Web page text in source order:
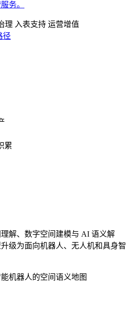
务。
理 入表支持 运营增值
径
累
解、数字空间建模与 AI 语义解
级为面向机器人、无人机和具身智